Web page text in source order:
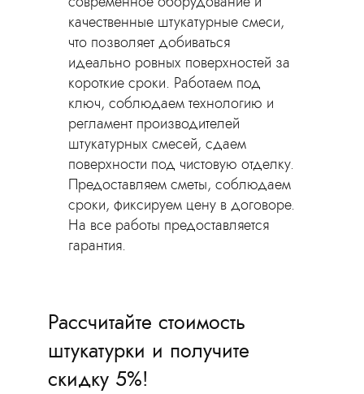
качественные штукатурные смеси,
что позволяет добиваться
идеально ровных поверхностей за
короткие сроки. Работаем под
ключ, соблюдаем технологию и
регламент производителей
штукатурных смесей, сдаем
поверхности под чистовую отделку.
Предоставляем сметы, соблюдаем
сроки, фиксируем цену в договоре.
На все работы предоставляется
гарантия.
Рассчитайте стоимость
штукатурки и получите
скидку 5%!